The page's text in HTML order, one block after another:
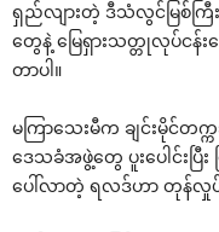
ရှည်လျားတဲ့ ဒီသံလွင်မြစ်ကြီ
တွေနဲ့ မြေရှားသတ္တုလုပ်ငန်း
တာပါ။
မကြာသေးမီက ချင်းမိုင်တ
ဒေသခံအဖွဲ့တွေ ပူးပေါင်းပြီ
ပေါ်လာတဲ့ ရလဒ်ဟာ တုန်လှုပ် ခ